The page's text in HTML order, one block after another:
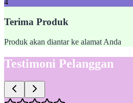
4
Terima Produk
Produk akan diantar ke alamat Anda
Testimoni Pelanggan